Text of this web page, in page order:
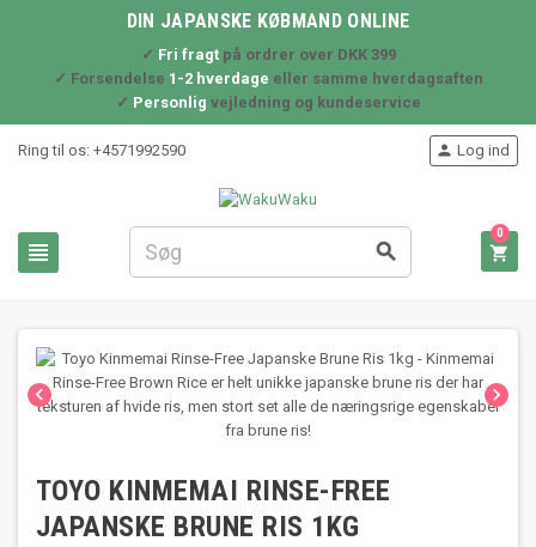
DIN JAPANSKE KØBMAND ONLINE
✓ Fri fragtpå ordrer over DKK 399
✓ Forsendelse 1-2 hverdage eller samme hverdagsaften
✓ Personlig vejledning og kundeservice
Ring til os: +4571992590
 
 Log ind

0
 
TOYO KINMEMAI RINSE-FREE
JAPANSKE BRUNE RIS 1KG